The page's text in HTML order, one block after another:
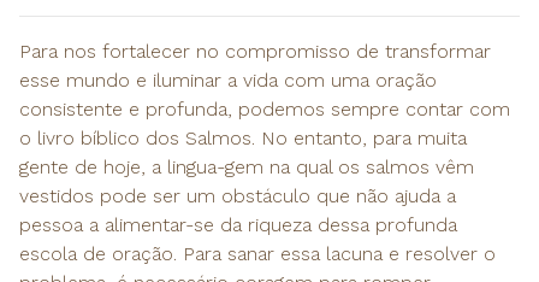
Para nos fortalecer no compromisso de transformar
esse mundo e iluminar a vida com uma oração
consistente e profunda, podemos sempre contar com
o livro bíblico dos Salmos. No entanto, para muita
gente de hoje, a lingua-gem na qual os salmos vêm
vestidos pode ser um obstáculo que não ajuda a
pessoa a alimentar-se da riqueza dessa profunda
escola de oração. Para sanar essa lacuna e resolver o